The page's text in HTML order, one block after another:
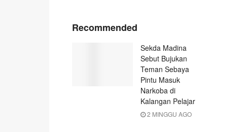
Recommended
Sekda Madina
Sebut Bujukan
Teman Sebaya
Pintu Masuk
Narkoba di
Kalangan Pelajar
2 MINGGU AGO